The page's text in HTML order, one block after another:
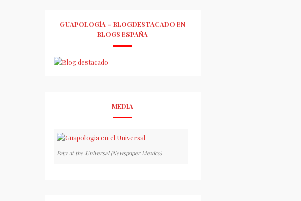
GUAPOLOGÍA – BLOGDESTACADO EN
BLOGS ESPAÑA
MEDIA
Paty at the Universal (Newspaper Mexico)